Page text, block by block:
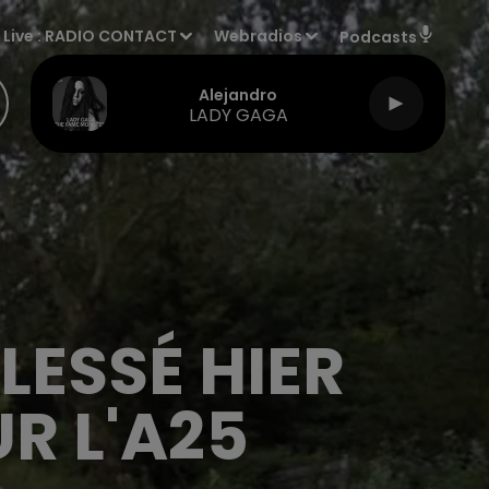
Live :RADIO CONTACT Webradios Podcasts
Alejandro
LADY GAGA
HIER
L'A25